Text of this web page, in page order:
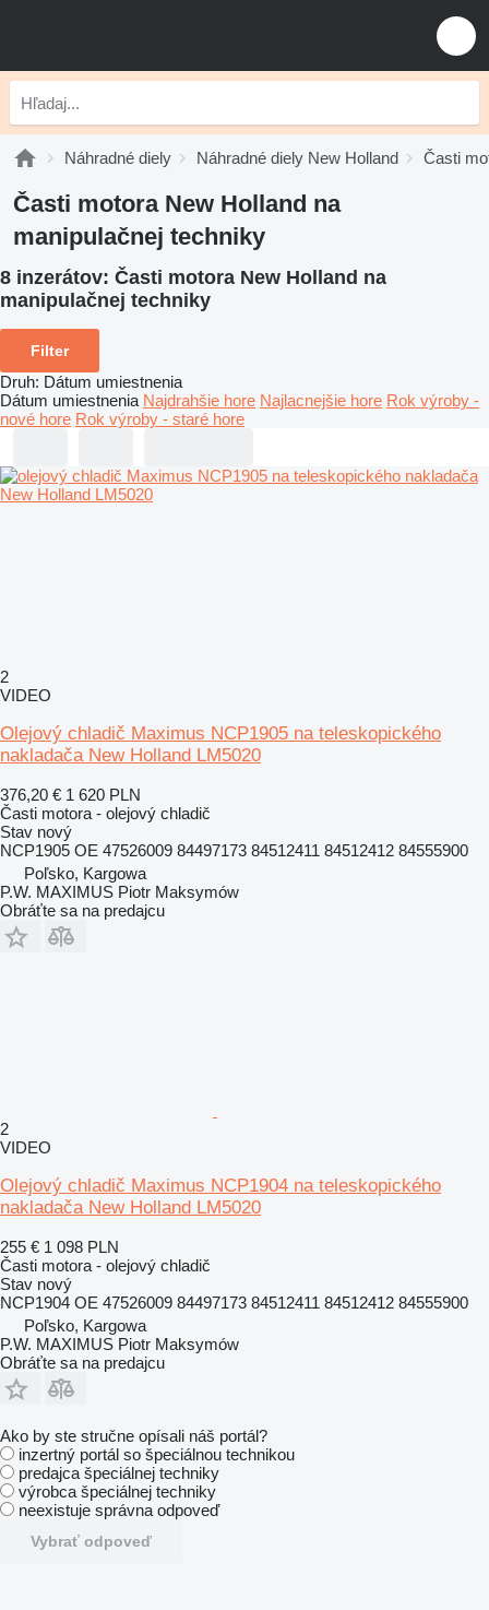
Náhradné diely Náhradné diely New Holland Časti
Časti motora New Holland na
manipulačnej techniky
8 inzerátov: Časti motora New Holland na
manipulačnej techniky
Filter
Druh: Dátum umiestnenia
Dátum umiestnenia Najdrahšie hore Najlacnejšie hore Rok výroby -
nové hore Rok výroby - staré hore
2
VIDEO
Olejový chladič Maximus NCP1905 na teleskopického
nakladača New Holland LM5020
376,20 € 1 620 PLN
Časti motora - olejový chladič
Stav nový
NCP1905 OE 47526009 84497173 84512411 84512412 84555900
Poľsko, Kargowa
P.W. MAXIMUS Piotr Maksymów
Obráťte sa na predajcu
2
VIDEO
Olejový chladič Maximus NCP1904 na teleskopického
nakladača New Holland LM5020
255 € 1 098 PLN
Časti motora - olejový chladič
Stav nový
NCP1904 OE 47526009 84497173 84512411 84512412 84555900
Poľsko, Kargowa
P.W. MAXIMUS Piotr Maksymów
Obráťte sa na predajcu
Ako by ste stručne opísali náš portál?
inzertný portál so špeciálnou technikou
predajca špeciálnej techniky
výrobca špeciálnej techniky
neexistuje správna odpoveď
Vybrať odpoveď